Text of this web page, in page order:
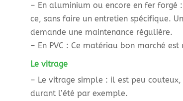
– En aluminium ou encore en fer
ce, sans faire un entretien spécifique.
demande une maintenance régulière.
– En PVC : Ce matériau bon marché
Le vitrage
– Le vitrage simple : il est peu
durant l’été par exemple.